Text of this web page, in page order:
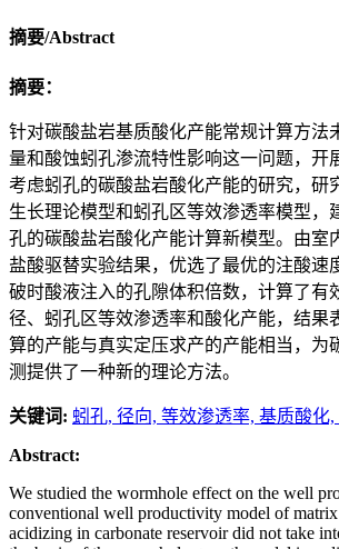
摘要/Abstract
摘要：
针对碳酸盐岩基质酸化产能常规计算方法
量和酸蚀蚓孔渗流特性影响这一问题，开
考虑蚓孔的碳酸盐岩酸化产能的研究，研
生长理论模型和蚓孔区等效渗透率模型，
孔的碳酸盐岩酸化产能计算新模型。由室
盐酸驱替实验结果，优选了最优的注酸速
破时酸液注入的孔隙体积倍数，计算了有
径、蚓孔区等效渗透率和酸化产能，结果
算的产能与真实定压求产的产能相当，为
测提供了一种新的理论方法。
关键词: 蚓孔, 径向, 等效渗透率, 基质酸化,
Abstract:
We studied the wormhole effect on the well
conventional well productivity model of matrix
acidizing in carbonate reservoir did not take